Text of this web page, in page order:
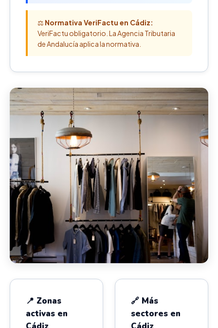
⚖️ Normativa VeriFactu en Cádiz:
VeriFactu obligatorio. La Agencia Tributaria
de Andalucía aplica la normativa.
📍 Zonas
activas en
🔗 Más
sectores en